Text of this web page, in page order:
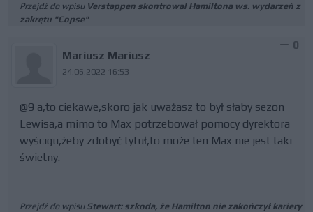
Przejdź do wpisu Verstappen skontrował Hamiltona ws. wydarzeń z
zakrętu "Copse"
Mariusz Mariusz
24.06.2022 16:53
0
@9 a,to ciekawe,skoro jak uważasz to był słaby sezon
Lewisa,a mimo to Max potrzebował pomocy dyrektora
wyścigu,żeby zdobyć tytuł,to może ten Max nie jest taki
świetny.
Przejdź do wpisu Stewart: szkoda, że Hamilton nie zakończył kariery